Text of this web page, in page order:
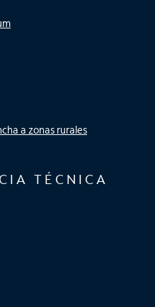
a zonas rurales
TÉCNICA